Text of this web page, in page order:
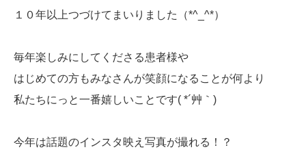
１０年以上つづけてまいりました（*^_^*）
毎年楽しみにしてくださる患者様や
はじめての方もみなさんが笑顔になることが何より
私たちにっと一番嬉しいことです( *´艸｀)
今年は話題のインスタ映え写真が撮れる！？